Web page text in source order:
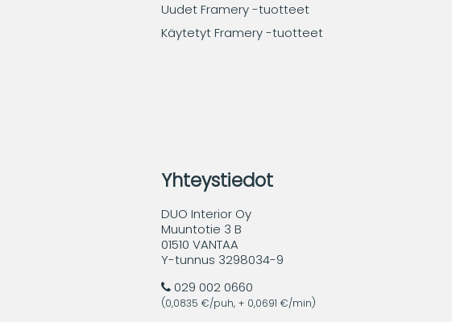
Uudet Framery -tuotteet
Käytetyt Framery -tuotteet
Yhteystiedot
DUO Interior Oy
Muuntotie 3 B
01510 VANTAA
Y-tunnus 3298034-9
029 002 0660
(0,0835 €/puh, + 0,0691 €/min)